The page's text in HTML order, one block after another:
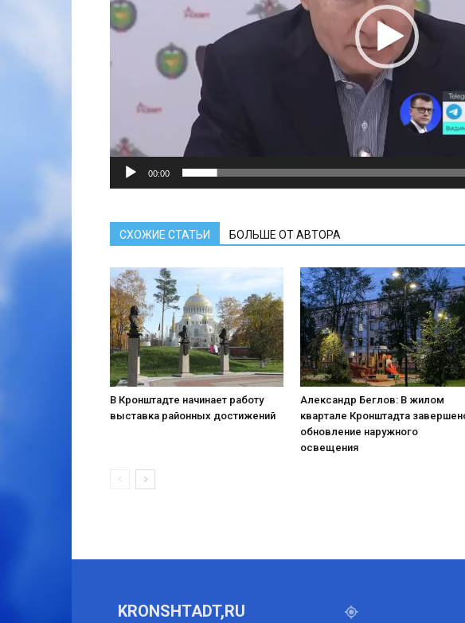
00:00
СХОЖИЕ СТАТЬИ БОЛЬШЕ ОТ АВТОРА
В Кронштадте начинает работу
выставка районных достижений
Александр Беглов: В жилом
квартале Кронштадта
обновление наружного
освещения
KRONSHTADT,RU